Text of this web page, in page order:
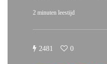
2 minuten leestijd
2481 0